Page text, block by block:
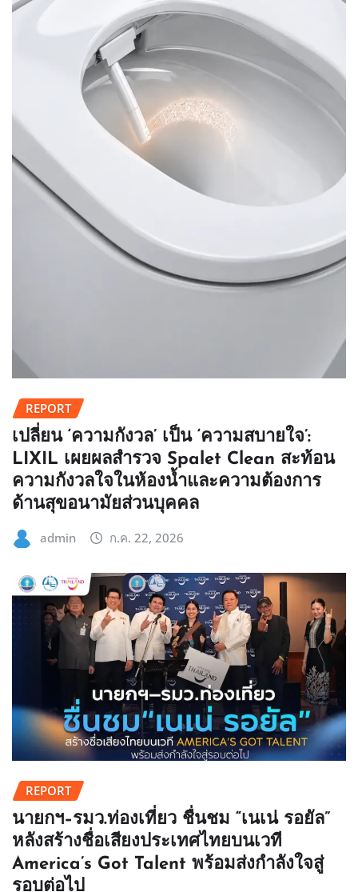
REPORT
เปลี่ยน ‘ความกังวล’ เป็น ‘ความสบายใจ’:
LIXIL เผยผลสำรวจ Spalet Clean สะท้อน
ความกังวลใจในห้องน้ำและความต้องการ
ด้านสุขอนามัยส่วนบุคคล
admin ก.ค. 22, 2026
REPORT
นายกฯ–รมว.ท่องเที่ยว ชื่นชม “เนเน่ รอยัล”
หลังสร้างชื่อเสียงประเทศไทยบนเวที
America’s Got Talent พร้อมส่งกำลังใจสู่
รอบต่อไป